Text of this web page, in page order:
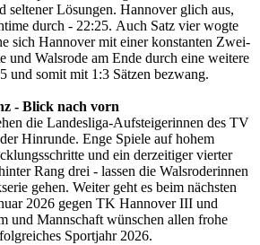
seltener Lösungen. Hannover glich aus,
durch - 22:25. Auch Satz vier wogte
sich Hannover mit einer konstanten Zwei-
und Walsrode am Ende durch eine weitere
und somit mit 1:3 Sätzen bezwang.
- Blick nach vorn
die Landesliga-Aufsteigerinnen des TV
Hinrunde. Enge Spiele auf hohem
und ein derzeitiger vierter
Rang drei - lassen die Walsroderinnen
gehen. Weiter geht es beim nächsten
2026 gegen TK Hannover III und
und Mannschaft wünschen allen frohe
Sportjahr 2026.